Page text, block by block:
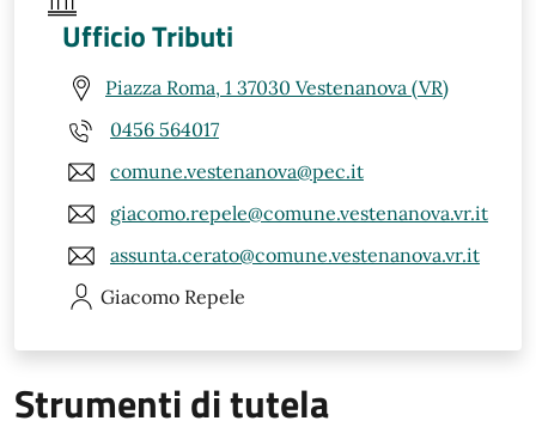
Ufficio Tributi
Piazza Roma, 1 37030 Vestenanova (VR)
0456 564017
comune.vestenanova@pec.it
giacomo.repele@comune.vestenanova.vr.it
assunta.cerato@comune.vestenanova.vr.it
Giacomo Repele
Strumenti di tutela